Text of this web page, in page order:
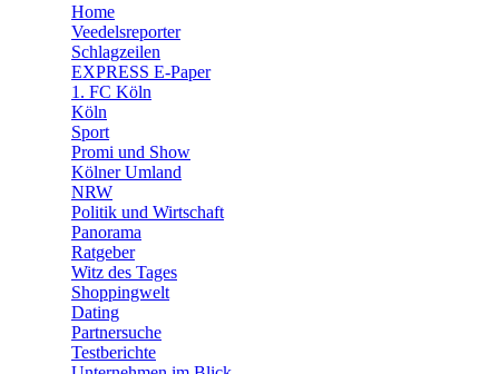
🛒 Shoppingwelt
Home
Veedelsreporter
Schlagzeilen
EXPRESS E-Paper
1. FC Köln
Köln
Sport
Promi und Show
Kölner Umland
NRW
Politik und Wirtschaft
Panorama
Ratgeber
Witz des Tages
Shoppingwelt
Dating
Partnersuche
Testberichte